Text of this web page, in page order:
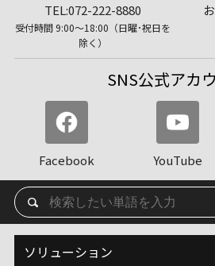
TEL:072-222-8880
受付時間 9:00〜18:00（日曜･祝日を
除く）
SNS公式アカ
Facebook YouTube
ソリューション